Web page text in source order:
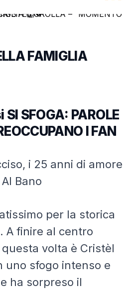
FAMIGLIA
SI SFOGA: PAROLE
I FAN
per la storica
. A finire al centro
volta è Cristèl
uno sfogo intenso e
ha sorpreso il